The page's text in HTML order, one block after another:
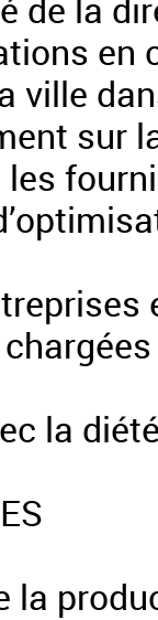
de la
en
ville
sur
la
la